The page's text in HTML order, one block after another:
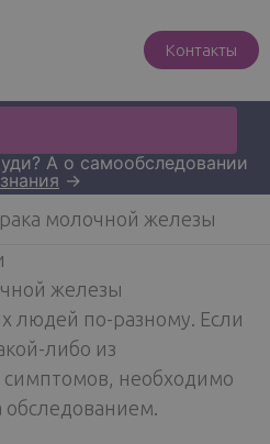
Контакты
А о самообследовании
→
молочной железы
железы
людей по-разному. Если
либо из
необходимо
обследованием.